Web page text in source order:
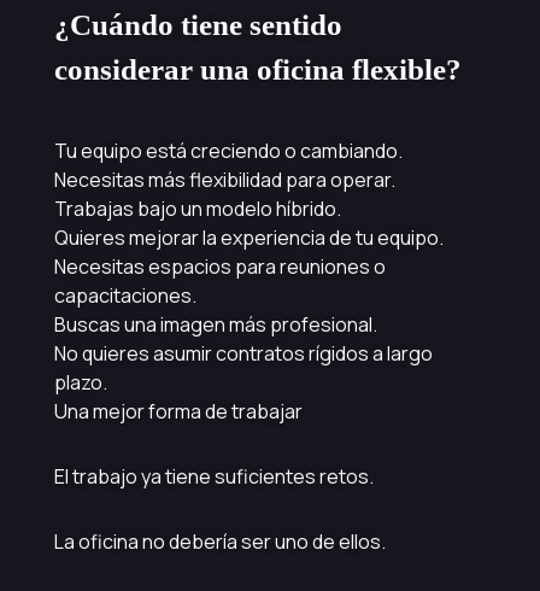
¿Cuándo tiene sentido
considerar una oficina flexible?
Tu equipo está creciendo o cambiando.
Necesitas más flexibilidad para operar.
Trabajas bajo un modelo híbrido.
Quieres mejorar la experiencia de tu equipo.
Necesitas espacios para reuniones o
capacitaciones.
Buscas una imagen más profesional.
No quieres asumir contratos rígidos a largo
plazo.
Una mejor forma de trabajar
El trabajo ya tiene suficientes retos.
La oficina no debería ser uno de ellos.